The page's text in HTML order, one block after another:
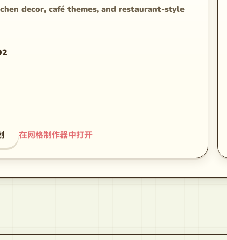
decor, café themes, and restaurant-style
在网格制作器中打开